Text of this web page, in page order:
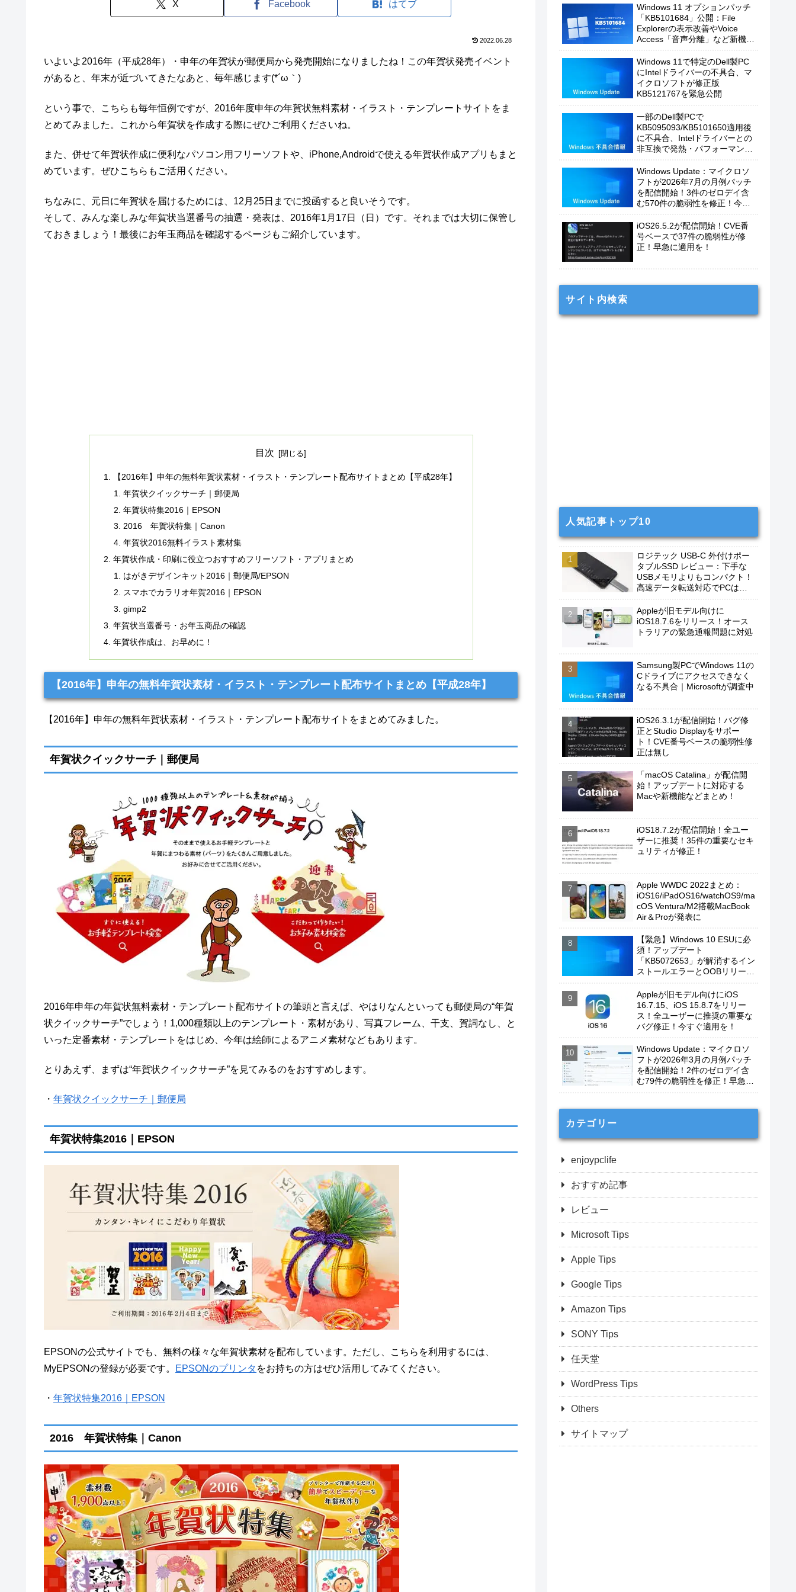
X Facebook はてブ
2022.06.28
いよいよ2016年（平成28年）・申年の年賀状が郵便局から発売開始になりましたね！この年賀状発売イベント
があると、年末が近づいてきたなあと、毎年感じます(*´ω｀)
という事で、こちらも毎年恒例ですが、2016年度申年の年賀状無料素材・イラスト・テンプレートサイトをま
とめてみました。これから年賀状を作成する際にぜひご利用くださいね。
また、併せて年賀状作成に便利なパソコン用フリーソフトや、iPhone,Androidで使える年賀状作成アプリもまと
めています。ぜひこちらもご活用ください。
ちなみに、元日に年賀状を届けるためには、12月25日までに投函すると良いそうです。
そして、みんな楽しみな年賀状当選番号の抽選・発表は、2016年1月17日（日）です。それまでは大切に保管し
ておきましょう！最後にお年玉商品を確認するページもご紹介しています。
目次
【2016年】申年の無料年賀状素材・イラスト・テンプレート配布サイトまとめ【平成28年】
年賀状クイックサーチ｜郵便局
年賀状特集2016｜EPSON
2016 年賀状特集｜Canon
年賀状2016無料イラスト素材集
年賀状作成・印刷に役立つおすすめフリーソフト・アプリまとめ
はがきデザインキット2016｜郵便局/EPSON
スマホでカラリオ年賀2016｜EPSON
gimp2
年賀状当選番号・お年玉商品の確認
年賀状作成は、お早めに！
【2016年】申年の無料年賀状素材・イラスト・テンプレート配布サイトまとめ【平成28年】
【2016年】申年の無料年賀状素材・イラスト・テンプレート配布サイトをまとめてみました。
年賀状クイックサーチ｜郵便局
2016年申年の年賀状無料素材・テンプレート配布サイトの筆頭と言えば、やはりなんといっても郵便局の“年賀
状クイックサーチ”でしょう！1,000種類以上のテンプレート・素材があり、写真フレーム、干支、賀詞なし、と
いった定番素材・テンプレートをはじめ、今年は絵師によるアニメ素材などもあります。
とりあえず、まずは“年賀状クイックサーチ”を見てみるのをおすすめします。
・ 年賀状クイックサーチ｜郵便局
年賀状特集2016｜EPSON
EPSONの公式サイトでも、無料の様々な年賀状素材を配布しています。ただし、こちらを利用するには、
MyEPSONの登録が必要です。
EPSONのプリンタ をお持ちの方はぜひ活用してみてください。
・ 年賀状特集2016｜EPSON
2016 年賀状特集｜Canon
Windows 11 オプションパッチ
「KB5101684」公開：File
Explorerの表示改善やVoice
Access「音声分離」など新機能
Windows 11で特定のDell製PC
にIntelドライバーの不具合、マ
イクロソフトが修正版
KB5121767を緊急公開
一部のDell製PCで
KB5095093/KB5101650適用後
に不具合、Intelドライバーとの
非互換で発熱・パフォーマンス
Windows Update：マイクロソ
フトが2026年7月の月例パッチ
を配信開始！3件のゼロデイ含
む570件の脆弱性を修正！今す
iOS26.5.2が配信開始！CVE番
号ベースで37件の脆弱性が修
正！早急に適用を！
サイト内検索
人気記事トップ10
ロジテック USB-C 外付けポー
タブルSSD レビュー：下手な
USBメモリよりもコンパクト！
高速データ転送対応でPCは勿
もおすすめ！
Appleが旧モデル向けに
iOS18.7.6をリリース！オース
トラリアの緊急通報問題に対処
Samsung製PCでWindows 11の
Cドライブにアクセスできなく
なる不具合｜Microsoftが調査中
iOS26.3.1が配信開始！バグ修
正とStudio Displayをサポー
ト！CVE番号ベースの脆弱性修
正は無し
「macOS Catalina」が配信開
始！アップデートに対応する
Macや新機能などまとめ！
iOS18.7.2が配信開始！全ユー
ザーに推奨！35件の重要なセキ
ュリティが修正！
Apple WWDC 2022まとめ：
iOS16/iPadOS16/watchOS9/ma
cOS Ventura/M2搭載MacBook
Air＆Proが発表に
【緊急】Windows 10 ESUに必
須！アップデート
「KB5072653」が解消するイン
ストールエラーとOOBリリース
Appleが旧モデル向けにiOS
16.7.15、iOS 15.8.7をリリー
ス！全ユーザーに推奨の重要な
バグ修正！今すぐ適用を！
Windows Update：マイクロソ
フトが2026年3月の月例パッチ
を配信開始！2件のゼロデイ含
む79件の脆弱性を修正！早急に
カテゴリー
enjoypclife
おすすめ記事
レビュー
Microsoft Tips
Apple Tips
Google Tips
Amazon Tips
SONY Tips
任天堂
WordPress Tips
Others
サイトマップ